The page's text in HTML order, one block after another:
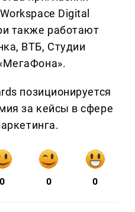
Digital
также работают
ВТБ, Студии
позиционируется
за кейсы в сфере
0 0 0